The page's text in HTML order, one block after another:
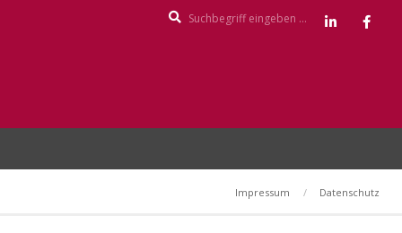
Impressum Datenschutz